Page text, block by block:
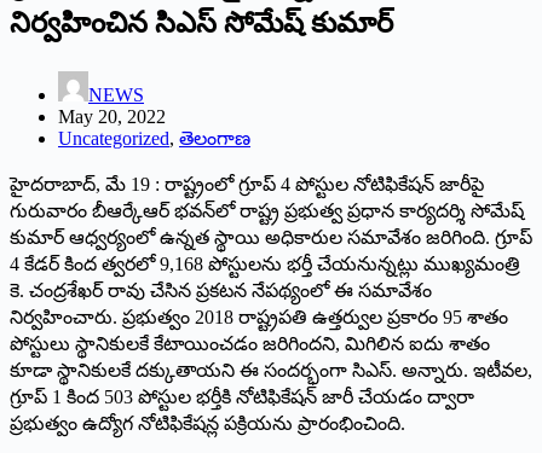
నిర్వహించిన సిఎస్‌ ‌సోమేష్‌ ‌కుమార్‌
NEWS
May 20, 2022
Uncategorized, తెలంగాణ
‌హైదరాబాద్‌, ‌మే 19 : రాష్ట్రంలో గ్రూప్‌ 4 ‌పోస్టుల నోటిఫికేషన్‌ ‌జారీపై
గురువారం బీఆర్కేఆర్‌ ‌భవన్‌లో రాష్ట్ర ప్రభుత్వ ప్రధాన కార్యదర్శి సోమేష్‌
‌కుమార్‌ ఆధ్వర్యంలో ఉన్నత స్థాయి అధికారుల సమావేశం జరిగింది. గ్రూప్‌
4 ‌కేడర్‌ ‌కింద త్వరలో 9,168 పోస్టులను భర్తీ చేయనున్నట్లు ముఖ్యమంత్రి
కె. చంద్రశేఖర్‌ ‌రావు చేసిన ప్రకటన నేపథ్యంలో ఈ సమావేశం
నిర్వహించారు. ప్రభుత్వం 2018 రాష్ట్రపతి ఉత్తర్వుల ప్రకారం 95 శాతం
పోస్టులు స్థానికులకే కేటాయించడం జరిగిందని, మిగిలిన ఐదు శాతం
కూడా స్థానికులకే దక్కుతాయని ఈ సందర్భంగా సిఎస్‌. అన్నారు. ఇటీవల,
గ్రూప్‌ 1 ‌కింద 503 పోస్టుల భర్తీకి నోటిఫికేషన్‌ ‌జారీ చేయడం ద్వారా
ప్రభుత్వం ఉద్యోగ నోటిఫికేషన్ల పక్రియను ప్రారంభించింది.